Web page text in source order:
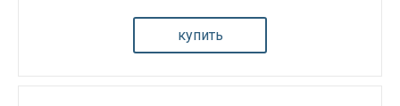
купить